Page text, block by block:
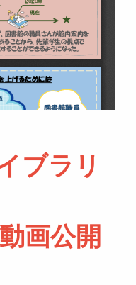
ブラリ
画公開